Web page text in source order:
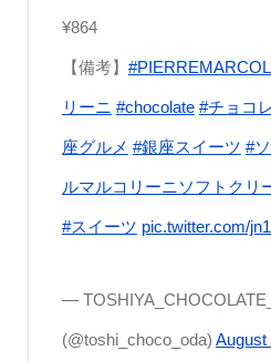
¥864
【備考】
リーニ #chocolate #チョコ
座グルメ #銀座スイーツ #
ルマルコリーニソフトクリ
#スイーツ pic.twitter.com/
—
(@toshi_choco_oda) August